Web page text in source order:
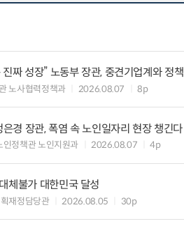
짜 성장” 노동부 장관, 중견기업계와 정
노사협력정책과 2026.08.07 8p
경 장관, 폭염 속 노인일자리 현장 챙긴다
인정책관 노인지원과 2026.08.07 4p
체불가 대한민국 달성
재정담당관 2026.08.05 30p